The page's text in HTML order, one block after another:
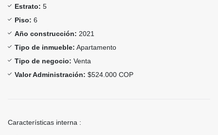
Estrato: 5
Piso: 6
Año construcción: 2021
Tipo de inmueble: Apartamento
Tipo de negocio: Venta
Valor Administración: $524.000 COP
Características interna :